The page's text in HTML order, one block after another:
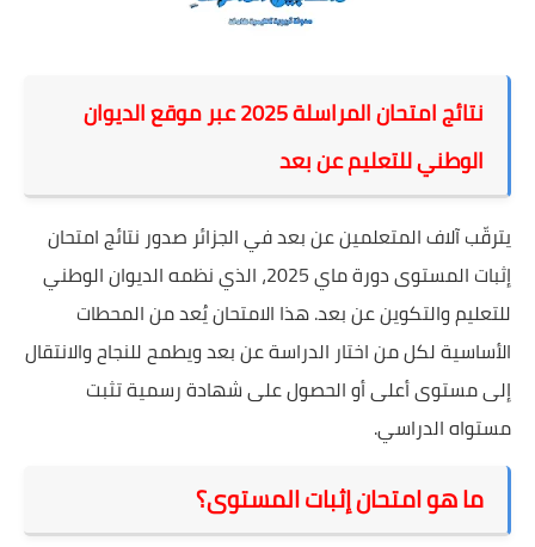
نتائج امتحان المراسلة 2025 عبر موقع الديوان
الوطني للتعليم عن بعد
يترقّب آلاف المتعلمين عن بعد في الجزائر صدور نتائج امتحان
إثبات المستوى دورة ماي 2025، الذي نظمه الديوان الوطني
للتعليم والتكوين عن بعد. هذا الامتحان يُعد من المحطات
الأساسية لكل من اختار الدراسة عن بعد ويطمح للنجاح والانتقال
إلى مستوى أعلى أو الحصول على شهادة رسمية تثبت
مستواه الدراسي.
ما هو امتحان إثبات المستوى؟